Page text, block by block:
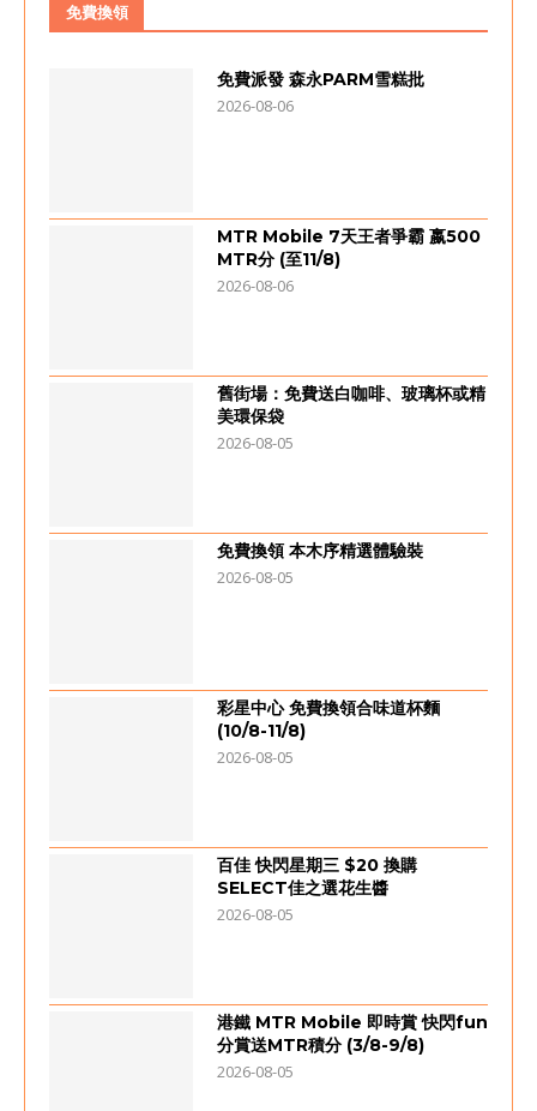
免費換領
免費派發 森永PARM雪糕批
2026-08-06
MTR Mobile 7天王者爭霸 嬴500
MTR分 (至11/8)
2026-08-06
舊街場：免費送白咖啡、玻璃杯或精
美環保袋
2026-08-05
免費換領 本木序精選體驗裝
2026-08-05
彩星中心 免費換領合味道杯麵
(10/8-11/8)
2026-08-05
百佳 快閃星期三 $20 換購
SELECT佳之選花生醬
2026-08-05
港鐵 MTR Mobile 即時賞 快閃fun
分賞送MTR積分 (3/8-9/8)
2026-08-05